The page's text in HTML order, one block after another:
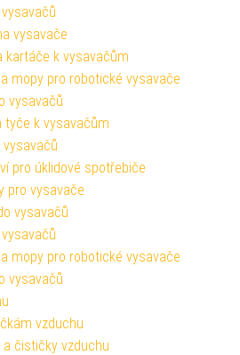
vysavače
kartáče k vysavačům
mopy pro robotické vysavače
vysavačů
tyče k vysavačům
vysavačů
pro úklidové spotřebiče
pro vysavače
vysavačů
mopy pro robotické vysavače
vysavačů
vzduchu
a čističky vzduchu